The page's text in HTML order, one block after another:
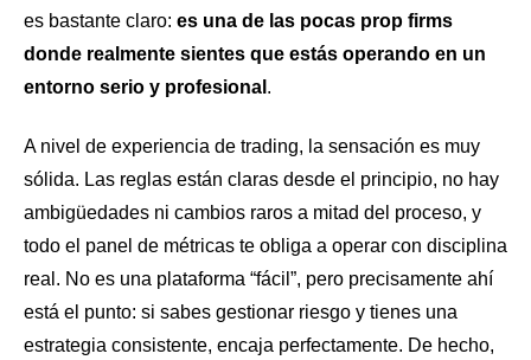
es bastante claro: es una de las pocas prop firms
donde realmente sientes que estás operando en un
entorno serio y profesional .
A nivel de experiencia de trading, la sensación es muy
sólida. Las reglas están claras desde el principio, no hay
ambigüedades ni cambios raros a mitad del proceso, y
todo el panel de métricas te obliga a operar con disciplina
real. No es una plataforma “fácil”, pero precisamente ahí
está el punto: si sabes gestionar riesgo y tienes una
estrategia consistente, encaja perfectamente. De hecho,